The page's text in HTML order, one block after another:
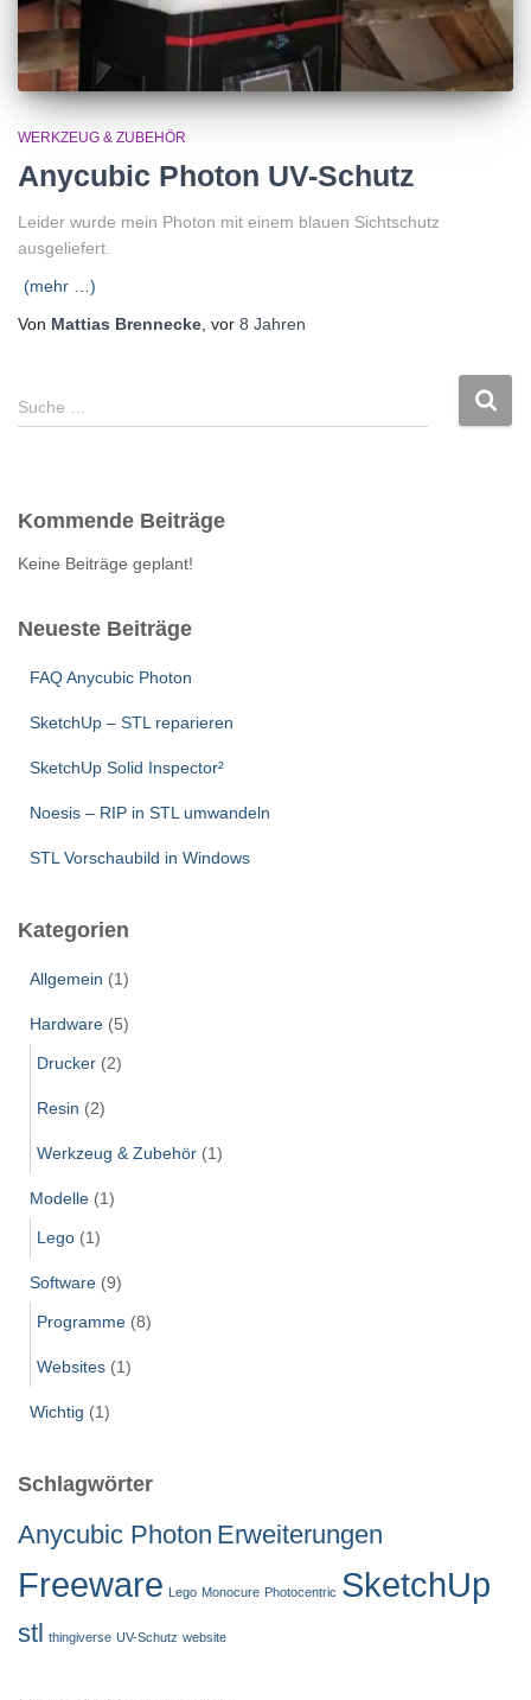
WERKZEUG & ZUBEHÖR
Anycubic Photon UV-Schutz
Leider wurde mein Photon mit einem blauen Sichtschutz
ausgeliefert.
(mehr …)
Von Mattias Brennecke , vor 8 Jahren
S
u
n
a
:
Suche …
Kommende Beiträge
Keine Beiträge geplant!
Neueste Beiträge
FAQ Anycubic Photon
SketchUp – STL reparieren
SketchUp Solid Inspector²
Noesis – RIP in STL umwandeln
STL Vorschaubild in Windows
Kategorien
Allgemein (1)
Hardware (5)
Drucker (2)
Resin (2)
Werkzeug & Zubehör (1)
Modelle (1)
Lego (1)
Software (9)
Programme (8)
Websites (1)
Wichtig (1)
Schlagwörter
Anycubic Photon Erweiterungen
Freeware Lego Monocure Photocentric SketchUp
stl thingiverse UV-Schutz website